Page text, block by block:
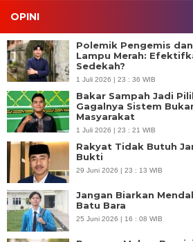
OPINI
Polemik Pengemis
Lampu Merah:
Sedekah?
1 Juli 2026 | 23 : 36 WIB
Bakar Sampah Jadi
Gagalnya Sistem
Masyarakat
1 Juli 2026 | 23 : 21 WIB
Rakyat Tidak Butuh
Bukti
29 Juni 2026 | 23 : 13 WIB
Jangan Biarkan
Batu Bara
25 Juni 2026 | 16 : 08 WIB